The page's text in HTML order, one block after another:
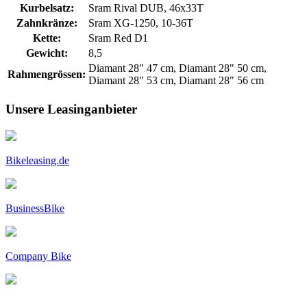
Kurbelsatz:
Sram Rival DUB, 46x33T
Zahnkränze:
Sram XG-1250, 10-36T
Kette:
Sram Red D1
Gewicht:
8,5
Rahmengrössen:
Diamant 28" 47 cm, Diamant 28" 50 cm,
Diamant 28" 53 cm, Diamant 28" 56 cm
Unsere Leasinganbieter
Bikeleasing.de
BusinessBike
Company Bike